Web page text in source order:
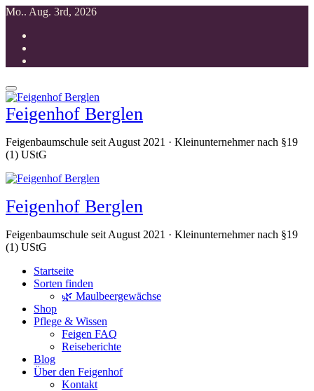
Zum
springen
Mo.. Aug. 3rd, 2026
Feigenhof Berglen
Feigenbaumschule seit August 2021 · Kleinunternehmer nach §19
(1) UStG
Feigenhof Berglen
Feigenbaumschule seit August 2021 · Kleinunternehmer nach §19
(1) UStG
Startseite
Sorten finden
🌿 Maulbeergewächse
Shop
Pflege & Wissen
Feigen FAQ
Reiseberichte
Blog
Über den Feigenhof
Kontakt